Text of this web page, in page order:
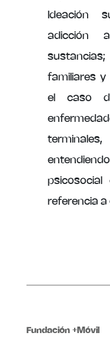
Ideación
adicción
familiares y
el caso
referencia a
Fundación +Móvil